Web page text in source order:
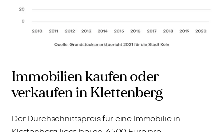
Immobilien kaufen oder
verkaufen in Klettenberg
Der Durchschnittspreis für eine Immobilie in